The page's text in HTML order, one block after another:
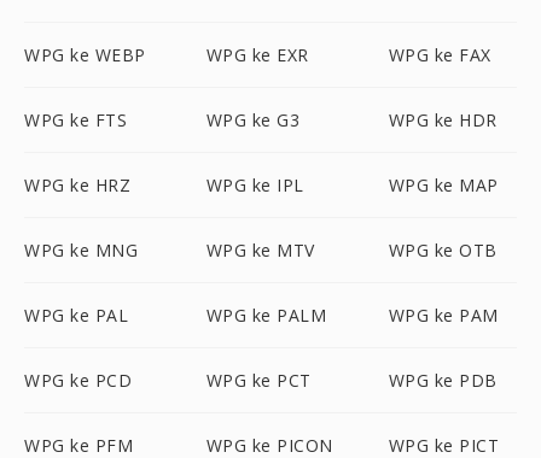
WPG ke WEBP WPG ke EXR WPG ke FAX
WPG ke FTS WPG ke G3 WPG ke HDR
WPG ke HRZ WPG ke IPL WPG ke MAP
WPG ke MNG WPG ke MTV WPG ke OTB
WPG ke PAL WPG ke PALM WPG ke PAM
WPG ke PCD WPG ke PCT WPG ke PDB
WPG ke PFM WPG ke PICON WPG ke PICT